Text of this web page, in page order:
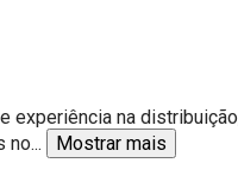
experiência na
no... Mostrar mais